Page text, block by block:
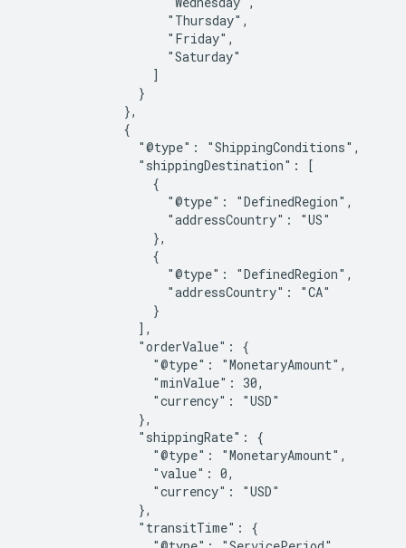
                    "Thursday",
                    "Friday",
                    "Saturday"
                  ]
                }
              },
              {
                "@type": "ShippingConditions",
                "shippingDestination": [
                  {
                    "@type": "DefinedRegion",
                    "addressCountry": "US"
                  },
                  {
                    "@type": "DefinedRegion",
                    "addressCountry": "CA"
                  }
                ],
                "orderValue": {
                  "@type": "MonetaryAmount",
                  "minValue": 30,
                  "currency": "USD"
                },
                "shippingRate": {
                  "@type": "MonetaryAmount",
                  "value": 0,
                  "currency": "USD"
                },
                "transitTime": {